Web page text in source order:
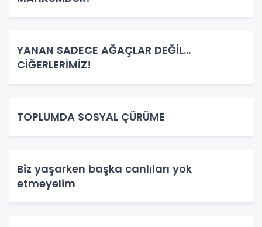
YANAN SADECE AĞAÇLAR DEĞİL…
CİĞERLERİMİZ!
TOPLUMDA SOSYAL ÇÜRÜME
Biz yaşarken başka canlıları yok
etmeyelim